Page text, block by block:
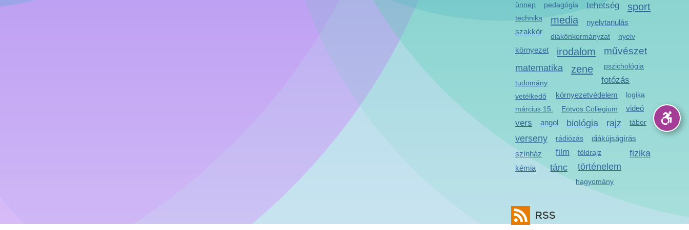
ünnep pedagógia tehetség sport
technika media
nyelvtanulás
szakkör
diákönkormányzat
környezet irodalom művészet
pszichológia
matematika zene
nyelv
fotózás
tudomány
környezetvédelem
logika
március 15.
videó
Eötvös Collegium
vers
vetélkedő
angol biológia rajz tábor
verseny rádiózás diákújságírás
film földrajz
történelem
fizika
színház
tánc
hagyomány
kémia
RSS